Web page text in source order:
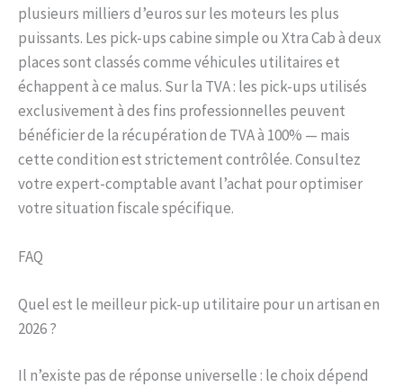
plusieurs milliers d’euros sur les moteurs les plus
puissants. Les pick-ups cabine simple ou Xtra Cab à deux
places sont classés comme véhicules utilitaires et
échappent à ce malus. Sur la TVA : les pick-ups utilisés
exclusivement à des fins professionnelles peuvent
bénéficier de la récupération de TVA à 100% — mais
cette condition est strictement contrôlée. Consultez
votre expert-comptable avant l’achat pour optimiser
votre situation fiscale spécifique.
FAQ
Quel est le meilleur pick-up utilitaire pour un artisan en
2026 ?
Il n’existe pas de réponse universelle : le choix dépend